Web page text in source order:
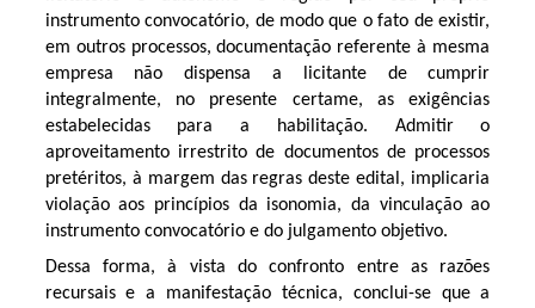
instrumento convocatório, de modo que o fato de existir,
em outros processos, documentação referente à mesma
empresa não dispensa a licitante de cumprir
integralmente, no presente certame, as exigências
estabelecidas para a habilitação. Admitir o
aproveitamento irrestrito de documentos de processos
pretéritos, à margem das regras deste edital, implicaria
violação aos princípios da isonomia, da vinculação ao
instrumento convocatório e do julgamento objetivo.
Dessa forma, à vista do confronto entre as razões
recursais e a manifestação técnica, conclui-se que a